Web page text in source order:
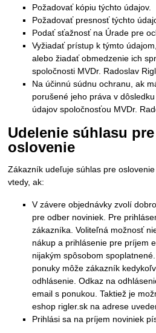
Požadovať kópiu týchto údajov.
Požadovať presnosť týchto
Podať sťažnosť na Úrade pre
Vyžiadať prístup k týmto
alebo žiadať obmedzenie ich
spoločnosti MVDr. Radoslav
Na účinnú súdnu ochranu, ak
porušené jeho práva v
údajov spoločnosťou MVDr.
Udelenie súhlasu
oslovenie
Zákazník udeľuje súhlas pre
vtedy, ak:
V závere objednávky zvolí
pre odber noviniek. Pre
zákazníka. Voliteľná možnosť
nákup a prihlásenie pre príjem
nijakým spôsobom
ponuky môže zákazník
odhlásenie. Odkaz na
email s ponukou. Taktiež je
eshop rigler.sk na adrese
Prihlási sa na príjem noviniek